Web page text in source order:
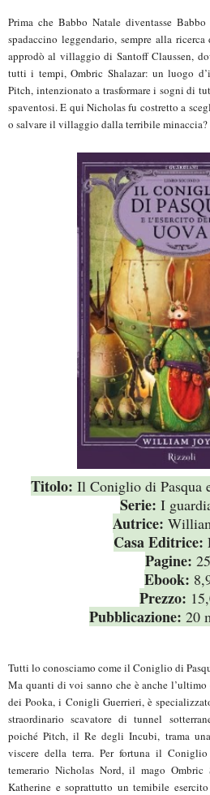
Prima che Babbo Natale diventasse
spadaccino leggendario, sempre alla
approdò al villaggio di Santoff Claussen,
tutti i tempi, Ombric Shalazar: un luogo
Pitch, intenzionato a trasformare i sogni di
spaventosi. E qui Nicholas fu costretto a
o salvare il villaggio dalla terribile
Titolo: Il Coniglio di Pasqua
Serie: I
Autrice:
Casa Editrice:
Pagine:
Ebook:
Prezzo:
Pubblicazione: 20
Tutti lo conosciamo come il Coniglio di
Ma quanti di voi sanno che è anche l’ultimo
dei Pooka, i Conigli Guerrieri, è
straordinario scavatore di tunnel
poiché Pitch, il Re degli Incubi, trama
viscere della terra. Per fortuna il
temerario Nicholas Nord, il mago Ombric
Katherine e soprattutto un temibile